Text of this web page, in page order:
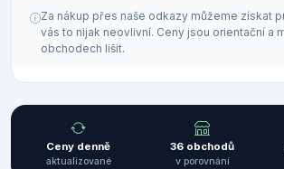
Za nákup přes naše odkazy můžeme získat
vás to nijak neovlivní. Ceny jsou orientační a
obchodech lišit.
Ceny denně
aktualizované
36 obchodů
v porovnání